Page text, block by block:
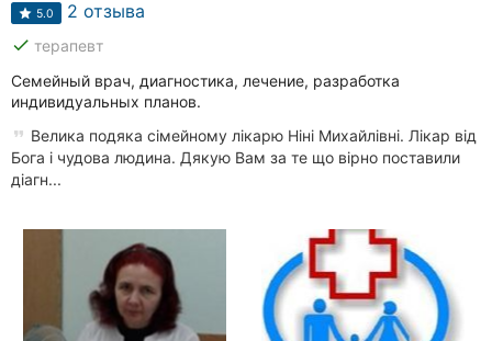
5.0 2 отзыва
done терапевт
Семейный врач, диагностика, лечение, разработка
индивидуальных планов.
Велика подяка сімейному лікарю Ніні Михайлівні. Лікар від
Бога і чудова людина. Дякую Вам за те що вірно поставили
діагн...